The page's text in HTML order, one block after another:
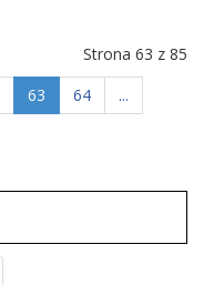
Strona 63 z 85
63 64
...